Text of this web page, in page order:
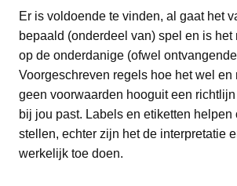
Er is voldoende te vinden, al gaat het
bepaald (onderdeel van) spel en is het
op de onderdanige (ofwel
Voorgeschreven regels hoe het wel en
geen voorwaarden hooguit een
bij jou past. Labels en etiketten helpen
stellen, echter zijn het de interpretatie
werkelijk toe doen.